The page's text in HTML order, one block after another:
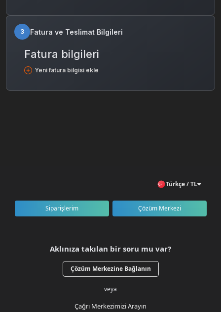
3 Fatura ve Teslimat Bilgileri
Fatura bilgileri
Yeni fatura bilgisi ekle
Türkçe / TL
Siparişlerim Çözüm Merkezi
Aklınıza takılan bir soru mu var?
Çözüm Merkezine Bağlanın
veya
Çağrı Merkezimizi Arayın